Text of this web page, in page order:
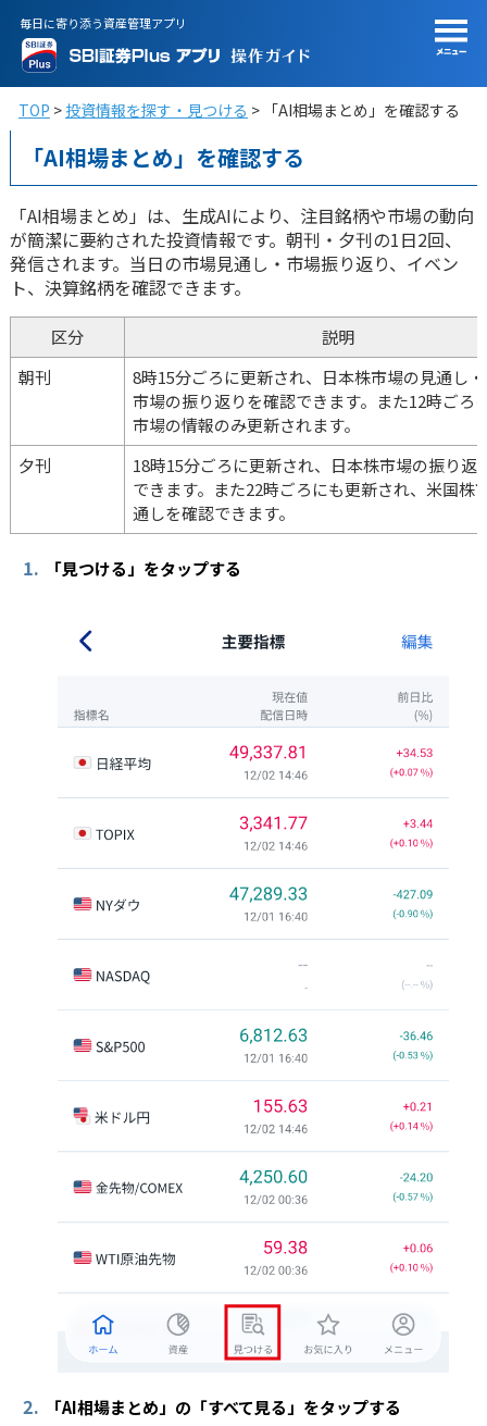
毎日に寄り添う資産管理アプリ
TOP 投資情報を探す・見つける 「AI相場まとめ」を確認する
「AI相場まとめ」を確認する
「AI相場まとめ」は、生成AIにより、注目銘柄や市場の動向
が簡潔に要約された投資情報です。朝刊・夕刊の1日2回、
発信されます。当日の市場見通し・市場振り返り、イベン
ト、決算銘柄を確認できます。
区分
説明
朝刊
8時15分ごろに更新され、日本株市場の見通し
市場の振り返りを確認できます。また12時ごろ
市場の情報のみ更新されます。
夕刊
18時15分ごろに更新され、日本株市場の振り返
できます。また22時ごろにも更新され、米国株
通しを確認できます。
1. 「見つける」をタップする
2. 「AI相場まとめ」の「すべて見る」をタップする